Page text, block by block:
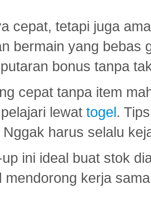
cepat, tetapi juga
bermain yang bebas
bonus tanpa
cepat tanpa item
lewat togel.
Nggak harus selalu
ini ideal buat stok
mendorong kerja